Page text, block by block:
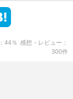
44％ 感想・レビュー
300件